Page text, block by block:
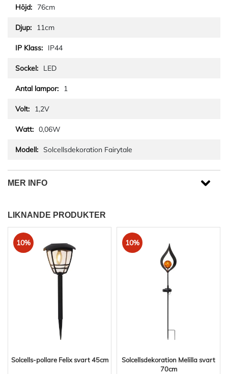
76cm
11cm
IP44
LED
1
1,2V
0,06W
Solcellsdekoration Fairytale
MER INFO
LIKNANDE PRODUKTER
10%
Solcells-pollare Felix svart 45cm
10%
Solcellsdekoration Melilla svart
70cm